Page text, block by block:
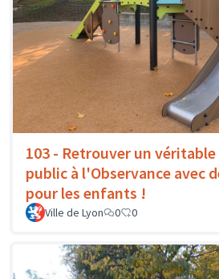
103 - Retrouver un
public à l'Observance avec
pour les enfants !
Ville de Lyon 0 0